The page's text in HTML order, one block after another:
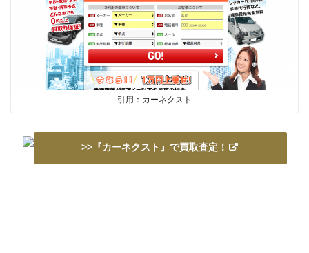
引用：カーネクスト
>>『カーネクスト』で買取査定！